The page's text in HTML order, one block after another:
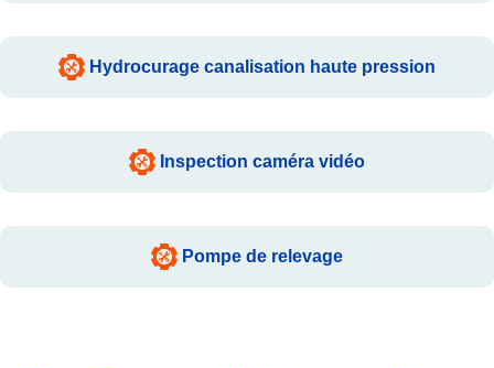
Hydrocurage canalisation haute pression
Inspection caméra vidéo
Pompe de relevage